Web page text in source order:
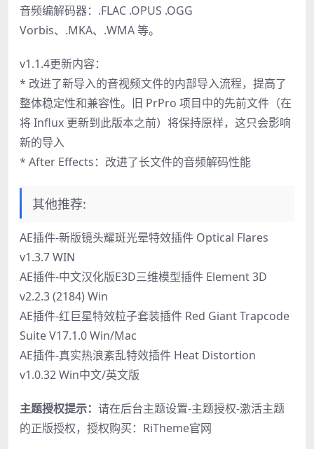
音频编解码器：.FLAC .OPUS .OGG
Vorbis、.MKA、.WMA 等。
v1.1.4更新内容：
* 改进了新导入的音视频文件的内部导入流程，提高了
整体稳定性和兼容性。旧 PrPro 项目中的先前文件（在
将 Influx 更新到此版本之前）将保持原样，这只会影响
新的导入
* After Effects：改进了长文件的音频解码性能
其他推荐:
AE插件-新版镜头耀斑光晕特效插件 Optical Flares
v1.3.7 WIN
AE插件-中文汉化版E3D三维模型插件 Element 3D
v2.2.3 (2184) Win
AE插件-红巨星特效粒子套装插件 Red Giant Trapcode
Suite V17.1.0 Win/Mac
AE插件-真实热浪紊乱特效插件 Heat Distortion
v1.0.32 Win中文/英文版
主题授权提示： 请在后台主题设置-主题授权-激活主题
的正版授权，授权购买： RiTheme官网